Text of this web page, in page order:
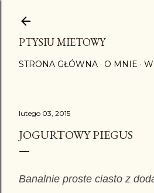
PTYSIU MIETOWY
STRONA GŁÓWNA O MNIE
lutego 03, 2015
JOGURTOWY PIEGUS
Banalnie proste ciasto z